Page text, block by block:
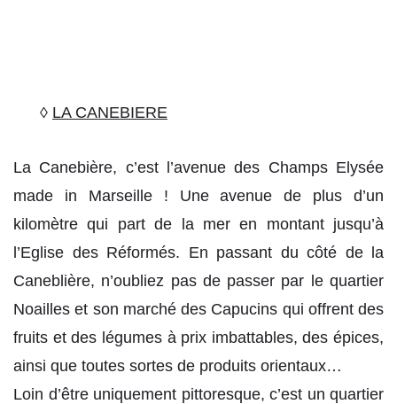
◊ LA CANEBIERE
La Canebière, c’est l’avenue des Champs Elysée
made in Marseille ! Une avenue de plus d’un
kilomètre qui part de la mer en montant jusqu’à
l’Eglise des Réformés. En passant du côté de la
Caneblière, n’oubliez pas de passer par le quartier
Noailles et son marché des Capucins qui offrent des
fruits et des légumes à prix imbattables, des épices,
ainsi que toutes sortes de produits orientaux…
Loin d’être uniquement pittoresque, c’est un quartier